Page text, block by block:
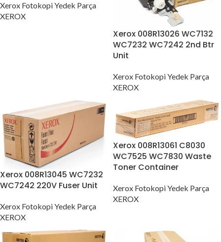
Xerox Fotokopi Yedek Parça
XEROX
Xerox 008R13026 WC7132
WC7232 WC7242 2nd Btr
Unit
Xerox Fotokopi Yedek Parça
XEROX
Xerox 008R13045 WC7232
WC7242 220V Fuser Unit
Xerox Fotokopi Yedek Parça
XEROX
Xerox 008R13061 C8030
WC7525 WC7830 Waste
Toner Container
Xerox Fotokopi Yedek Parça
XEROX